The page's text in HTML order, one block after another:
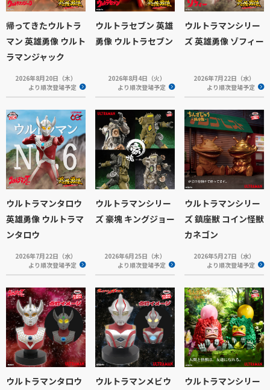
帰ってきたウルトラ
マン 英雄勇像 ウルト
ラマンジャック
2026年8月20日（木）
より順次登場予定
ウルトラセブン 英雄
勇像 ウルトラセブン
2026年8月4日（火）
より順次登場予定
ウルトラマンシリー
ズ 英雄勇像 ゾフィー
2026年7月22日（水）
より順次登場予定
ウルトラマンタロウ
英雄勇像 ウルトラマ
ンタロウ
2026年7月22日（水）
より順次登場予定
ウルトラマンシリー
ズ 豪塊 キングジョー
2026年6月25日（木）
より順次登場予定
ウルトラマンシリー
ズ 鎮座獣 コイン怪獣
カネゴン
2026年5月27日（水）
より順次登場予定
ウルトラマンタロウ
ウルトラマンメビウ
ウルトラマンシリー